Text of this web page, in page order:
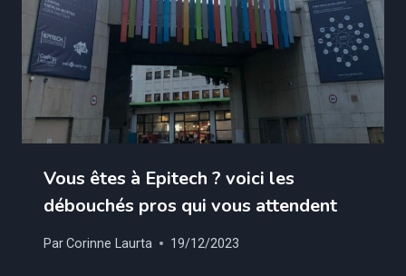
Vous êtes à Epitech ? voici les
débouchés pros qui vous attendent
ParCorinne Laurta 19/12/2023